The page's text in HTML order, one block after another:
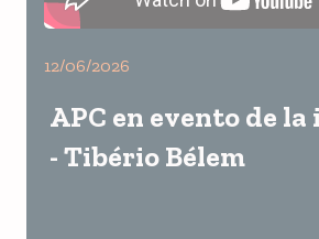
12/06/2026
APC en evento de
- Tibério Bélem